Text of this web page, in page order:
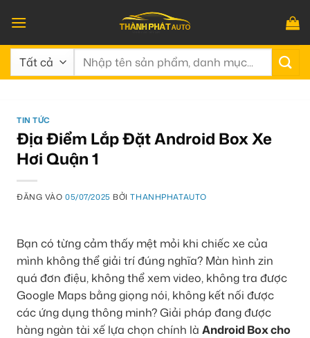
qua
nội
dung
Tìm
TIN TỨC
Địa Điểm Lắp Đặt Android Box Xe
Hơi Quận 1
ĐĂNG VÀO05/07/2025 BỞITHANHPHATAUTO
Bạn có từng cảm thấy mệt mỏi khi chiếc xe của
mình không thể giải trí đúng nghĩa? Màn hình zin
quá đơn điệu, không thể xem video, không tra được
Google Maps bằng giọng nói, không kết nối được
các ứng dụng thông minh? Giải pháp đang được
hàng ngàn tài xế lựa chọn chính là Android Box cho